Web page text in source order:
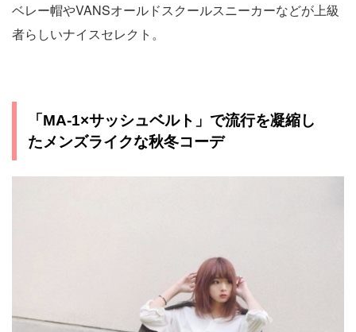
ベレー帽やVANSオールドスクールスニーカーなどが上級
者らしいナイスセレクト。
「MA-1×サッシュベルト」で流行を凝縮し
たメンズライクな秋冬コーデ